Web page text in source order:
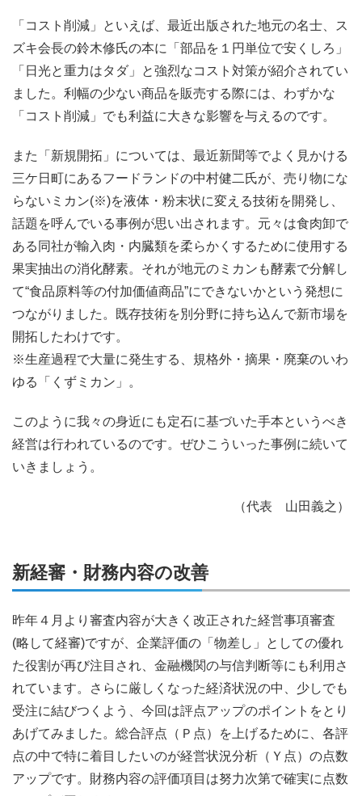
「コスト削減」といえば、最近出版された地元の名士、ス
ズキ会長の鈴木修氏の本に「部品を１円単位で安くしろ」
「日光と重力はタダ」と強烈なコスト対策が紹介されてい
ました。利幅の少ない商品を販売する際には、わずかな
「コスト削減」でも利益に大きな影響を与えるのです。
また「新規開拓」については、最近新聞等でよく見かける
三ケ日町にあるフードランドの中村健二氏が、売り物にな
らないミカン(※)を液体・粉末状に変える技術を開発し、
話題を呼んでいる事例が思い出されます。元々は食肉卸で
ある同社が輸入肉・内臓類を柔らかくするために使用する
果実抽出の消化酵素。それが地元のミカンも酵素で分解し
て“食品原料等の付加価値商品”にできないかという発想に
つながりました。既存技術を別分野に持ち込んで新市場を
開拓したわけです。
※生産過程で大量に発生する、規格外・摘果・廃棄のいわ
ゆる「くずミカン」。
このように我々の身近にも定石に基づいた手本というべき
経営は行われているのです。ぜひこういった事例に続いて
いきましょう。
（代表 山田義之）
新経審・財務内容の改善
昨年４月より審査内容が大きく改正された経営事項審査
(略して経審)ですが、企業評価の「物差し」としての優れ
た役割が再び注目され、金融機関の与信判断等にも利用さ
れています。さらに厳しくなった経済状況の中、少しでも
受注に結びつくよう、今回は評点アップのポイントをとり
あげてみました。総合評点（Ｐ点）を上げるために、各評
点の中で特に着目したいのが経営状況分析（Ｙ点）の点数
アップです。財務内容の評価項目は努力次第で確実に点数